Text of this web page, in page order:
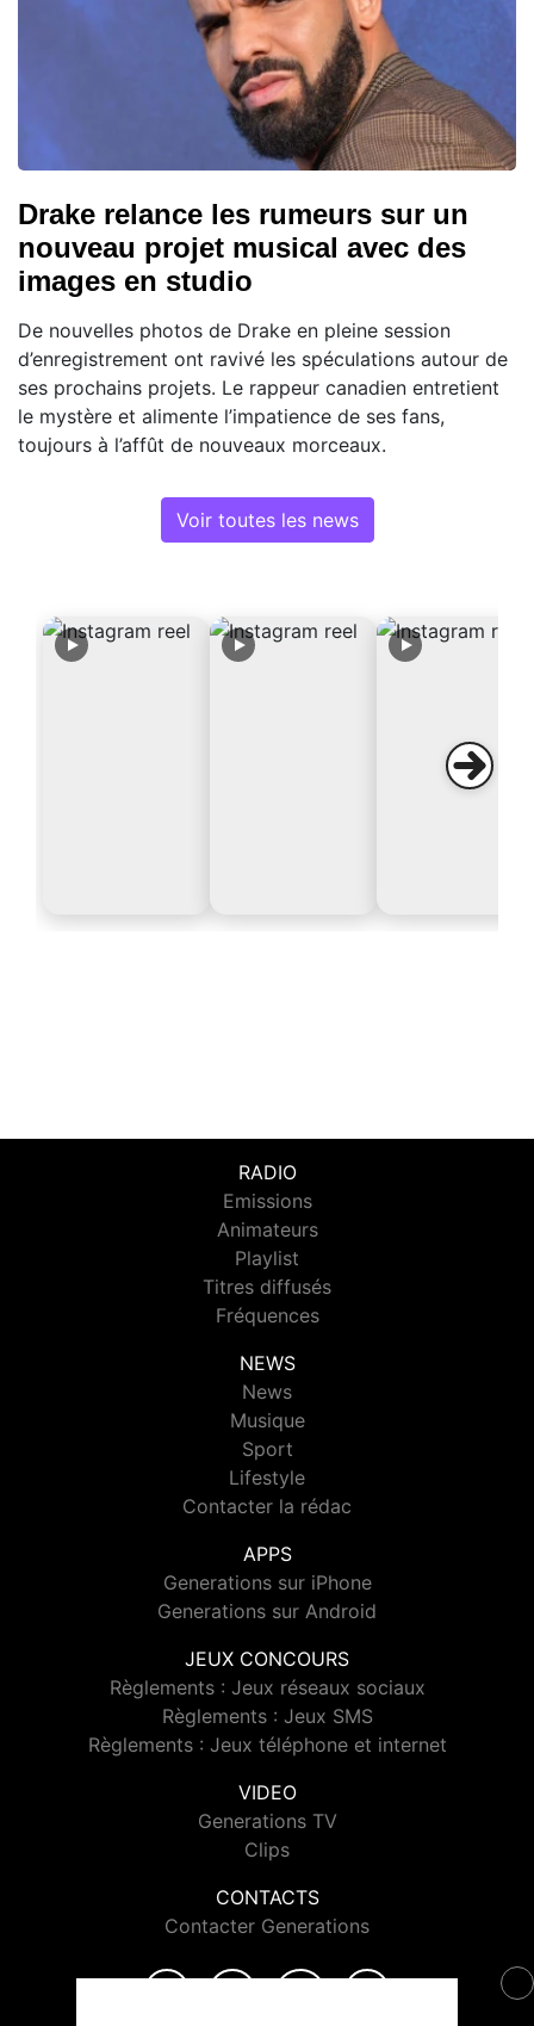
Drake relance les rumeurs sur un
nouveau projet musical avec des
images en studio
De nouvelles photos de Drake en pleine session
d’enregistrement ont ravivé les spéculations autour de
ses prochains projets. Le rappeur canadien entretient
le mystère et alimente l’impatience de ses fans,
toujours à l’affût de nouveaux morceaux.
Voir toutes les news
RADIO
Emissions
Animateurs
Playlist
Titres diffusés
Fréquences
NEWS
News
Musique
Sport
Lifestyle
Contacter la rédac
APPS
Generations sur iPhone
Generations sur Android
JEUX CONCOURS
Règlements : Jeux réseaux sociaux
Règlements : Jeux SMS
Règlements : Jeux téléphone et internet
VIDEO
Generations TV
Clips
CONTACTS
Contacter Generations